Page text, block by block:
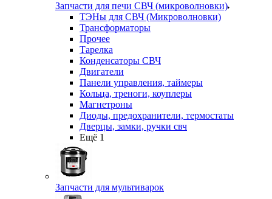
Запчасти для печи СВЧ (микроволновки)
ТЭНы для СВЧ (Микроволновки)
Трансформаторы
Прочее
Тарелка
Конденсаторы СВЧ
Двигатели
Панели управления, таймеры
Кольца, треноги, коуплеры
Магнетроны
Диоды, предохранители, термостаты
Дверцы, замки, ручки свч
Ещё 1
Запчасти для мультиварок